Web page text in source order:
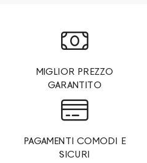
MIGLIOR PREZZO
GARANTITO
PAGAMENTI COMODI E
SICURI